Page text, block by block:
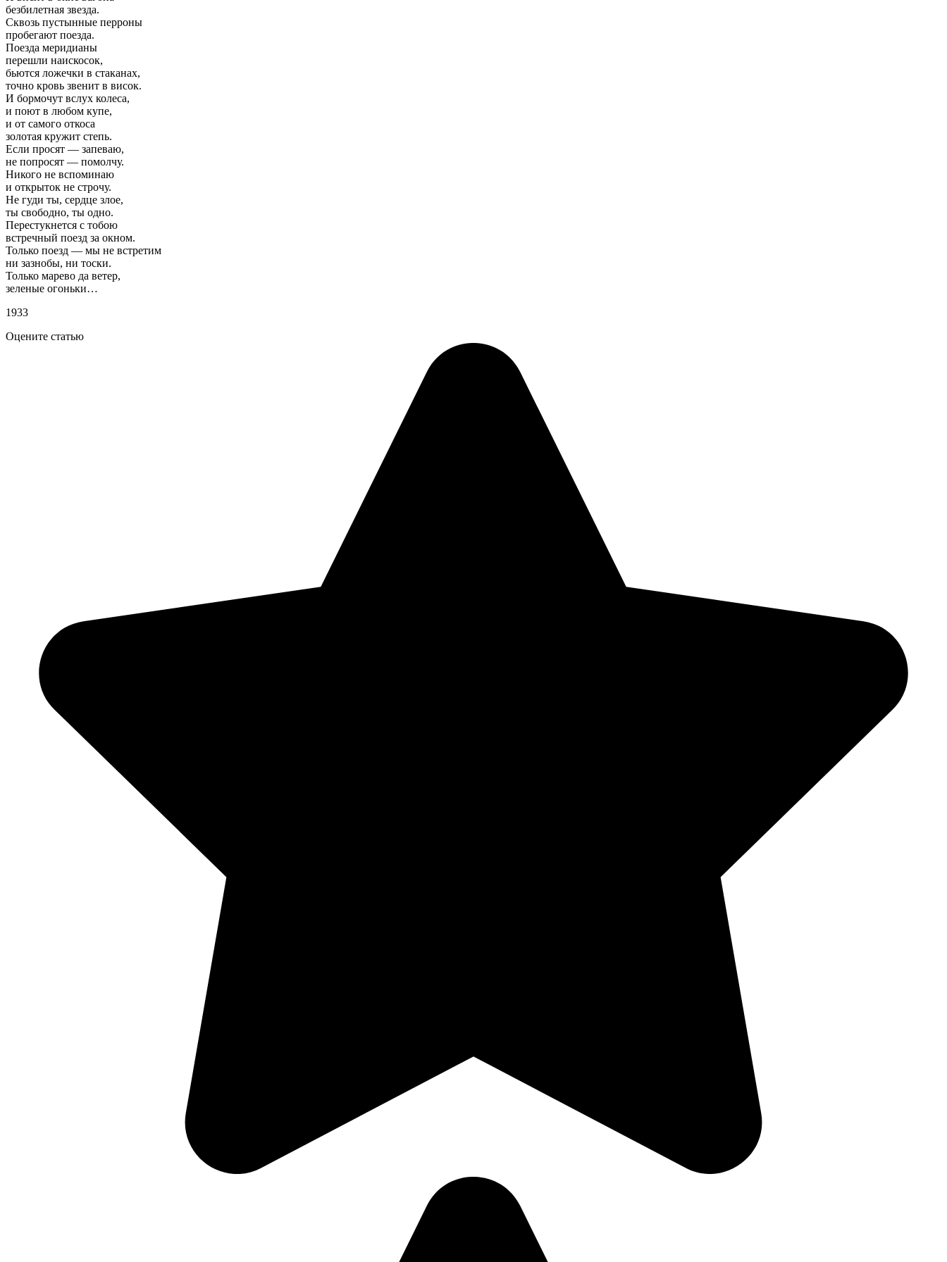
безбилетная звезда.
Сквозь пустынные перроны
пробегают поезда.
Поезда меридианы
перешли наискосок,
бьются ложечки в стаканах,
точно кровь звенит в висок.
И бормочут вслух колеса,
и поют в любом купе,
и от самого откоса
золотая кружит степь.
Если просят — запеваю,
не попросят — помолчу.
Никого не вспоминаю
и открыток не строчу.
Не гуди ты, сердце злое,
ты свободно, ты одно.
Перестукнется с тобою
встречный поезд за окном.
Только поезд — мы не встретим
ни зазнобы, ни тоски.
Только марево да ветер,
зеленые огоньки…
1933
Оцените статью